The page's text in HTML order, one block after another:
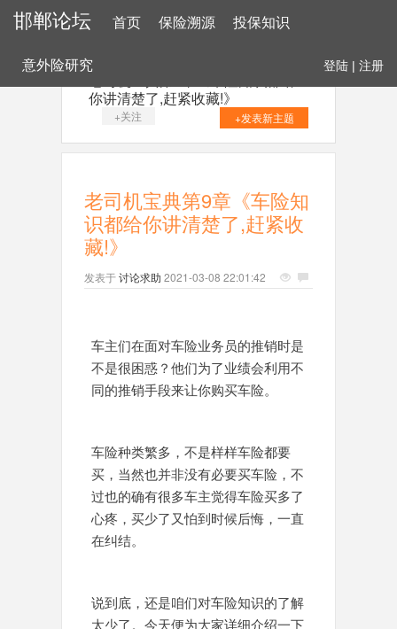
邯郸论坛 首页 保险溯源 投保知识
意外险研究 登陆 | 注册
你讲清楚了,赶紧收藏!》
+关注 +发表新主题
老司机宝典第9章《车险知
识都给你讲清楚了,赶紧收
藏!》
发表于讨论求助 2021-03-08 22:01:42
车主们在面对车险业务员的推销时是
不是很困惑？他们为了业绩会利用不
同的推销手段来让你购买车险。
车险种类繁多，不是样样车险都要
买，当然也并非没有必要买车险，不
过也的确有很多车主觉得车险买多了
心疼，买少了又怕到时候后悔，一直
在纠结。
说到底，还是咱们对车险知识的了解
太少了。今天便为大家详细介绍一下